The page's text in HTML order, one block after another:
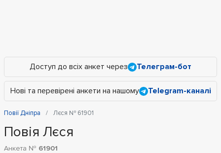
Доступ до всіх анкет через Телеграм-бот
Нові та перевірені анкети на нашому Telegram-каналі
Повії Дніпра Лєся № 61901
Повія Лєся
Анкета № 61901